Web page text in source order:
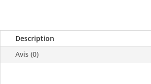
Description
Avis (0)